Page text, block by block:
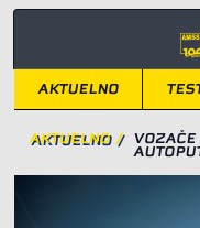
AKTUELNO
AKTUELNO / VOZAČE